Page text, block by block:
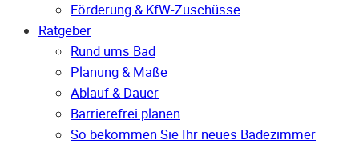
Förderung & KfW-Zuschüsse
Ratgeber
Rund ums Bad
Planung & Maße
Ablauf & Dauer
Barrierefrei planen
So bekommen Sie Ihr neues Badezimmer